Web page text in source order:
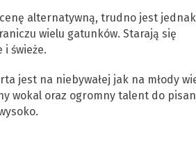
alternatywną, trudno jest jednak
wielu gatunków. Starają się
świeże.
jest na niebywałej jak na młody
wokal oraz ogromny talent do